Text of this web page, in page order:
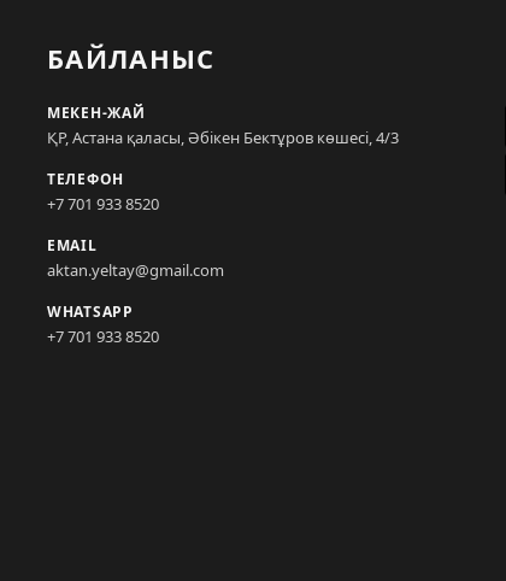
БАЙЛАНЫС
МЕКЕН-ЖАЙ
ҚР, Астана қаласы, Әбікен Бектұров көшесі, 4/3
ТЕЛЕФОН
+7 701 933 8520
EMAIL
aktan.yeltay@gmail.com
WHATSAPP
+7 701 933 8520